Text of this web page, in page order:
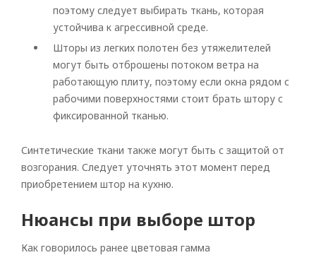
поэтому следует выбирать ткань, которая
устойчива к агрессивной среде.
Шторы из легких полотен без утяжелителей
могут быть отброшены потоком ветра на
работающую плиту, поэтому если окна рядом с
рабочими поверхностями стоит брать штору с
фиксированной тканью.
Синтетические ткани также могут быть с защитой от
возгорания. Следует уточнять этот момент перед
приобретением штор на кухню.
Нюансы при выборе штор
Как говорилось ранее цветовая гамма